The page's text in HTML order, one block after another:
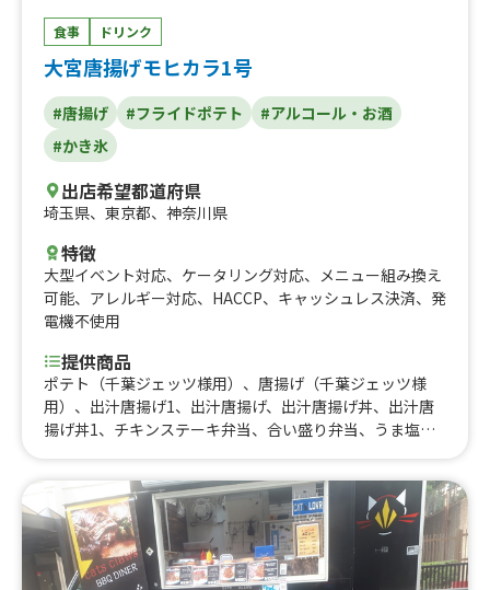
食事 ドリンク
大宮唐揚げモヒカラ1号
#唐揚げ #フライドポテト
#アルコール・お酒
#かき氷
出店希望都道府県
埼玉県、 東京都、 神奈川県
特徴
大型イベント対応、 ケータリング対応、 メニュー組み換え
可能、 アレルギー対応、 HACCP、 キャッシュレス決済、 発
電機不使用
提供商品
ポテト（千葉ジェッツ様用）、唐揚げ（千葉ジェッツ様
用）、出汁唐揚げ1、出汁唐揚げ、出汁唐揚げ丼、出汁唐
揚げ丼1、チキンステーキ弁当、合い盛り弁当、うま塩ネ
鷄節香る揚げ出し豆腐、冷やし出汁きゅうり、各種ピンチ
ョス、かき氷、冷やしパイン、鷄節ポテト、ラムネ、マン
ゴージュース、フローズンマンゴー、レブフィート、ジン
トニック、梅酒ソーダ、気まぐれラムハイボール、ビー
ル、フレーバー、フレッシュミントの本格モヒート